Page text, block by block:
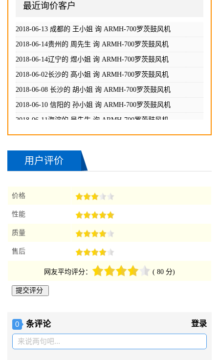
最近询价客户
2018-06-10 信阳的 孙小姐 询
2018-06-12石家庄的 赵小姐 询 ARMH-700罗茨鼓风机
2018-06-13 成都的 王小姐 询 ARMH-700罗茨鼓风机
2018-06-14贵州的 周先生 询 ARMH-700罗茨鼓风机
2018-06-14辽宁的 煜小姐 询 ARMH-700罗茨鼓风机
2018-06-02长沙的 高小姐 询 ARMH-700罗茨鼓风机
2018-06-08 长沙的 胡小姐 询 ARMH-700罗茨鼓风机
2018-06-12石家庄的 赵小姐 询
2018-06-13 成都的 王小姐 询ARMH-700罗茨鼓风机
2018-06-14辽宁的 煜小姐 询 ARMH-700罗茨鼓风机
用户评价
价格
性能
质量
售后
网友平均评分： ( 80 分)
0 条评论 登录
来说两句吧...